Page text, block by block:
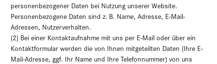
personenbezogener Daten bei Nutzung unserer Website.
Personenbezogene Daten sind z. B. Name, Adresse, E-Mail-
Adressen, Nutzerverhalten.
(2) Bei einer Kontaktaufnahme mit uns per E-Mail oder über ein
Kontaktformular werden die von Ihnen mitgeteilten Daten (Ihre E-
Mail-Adresse, ggf. Ihr Name und Ihre Telefonnummer) von uns